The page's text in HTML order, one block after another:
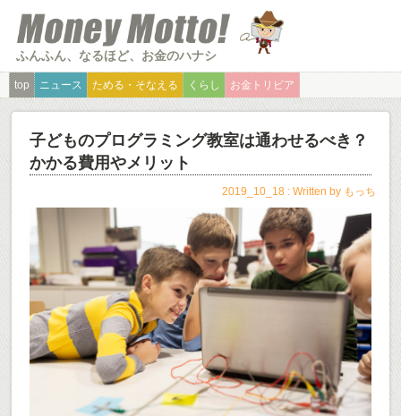
ふんふん、なるほど、お金のハナシ
top ニュース ためる・そなえる くらし お金トリビア
子どものプログラミング教室は通わせるべき？
かかる費用やメリット
2019_10_18 : Written by もっち